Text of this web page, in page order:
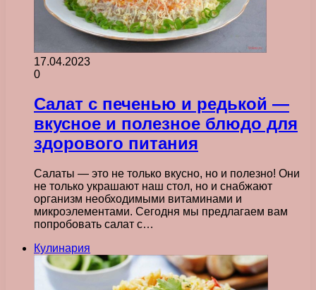
17.04.2023
0
Салат с печенью и редькой —
вкусное и полезное блюдо для
здорового питания
Салаты — это не только вкусно, но и полезно! Они
не только украшают наш стол, но и снабжают
организм необходимыми витаминами и
микроэлементами. Сегодня мы предлагаем вам
попробовать салат с…
Кулинария